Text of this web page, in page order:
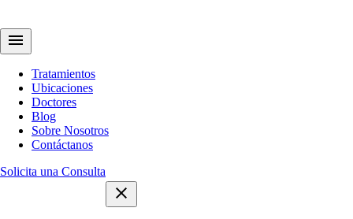
Tratamientos
Ubicaciones
Doctores
Blog
Sobre Nosotros
Contáctanos
Solicita una Consulta